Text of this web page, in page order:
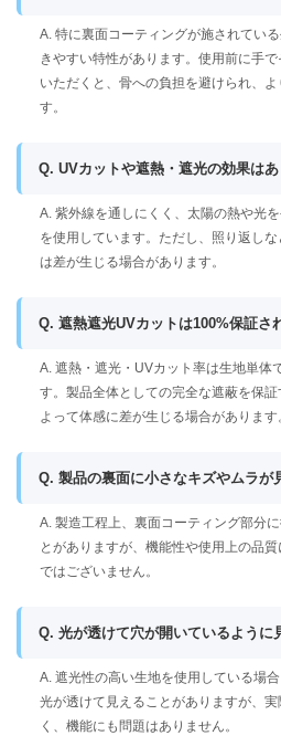
A. 特に裏面コーティングが施されてい
きやすい特性があります。使用前に手
いただくと、骨への負担を避けられ、
す。
Q. UVカットや遮熱・遮光の効果はあ
A. 紫外線を通しにくく、太陽の熱や光
を使用しています。ただし、照り返し
は差が生じる場合があります。
Q. 遮熱遮光UVカットは100%保証さ
A. 遮熱・遮光・UVカット率は生地単体
す。製品全体としての完全な遮蔽を保
よって体感に差が生じる場合があります
Q. 製品の裏面に小さなキズやムラが
A. 製造工程上、裏面コーティング部分
とがありますが、機能性や使用上の品
ではございません。
Q. 光が透けて穴が開いているように
A. 遮光性の高い生地を使用している場
光が透けて見えることがありますが、
く、機能にも問題はありません。